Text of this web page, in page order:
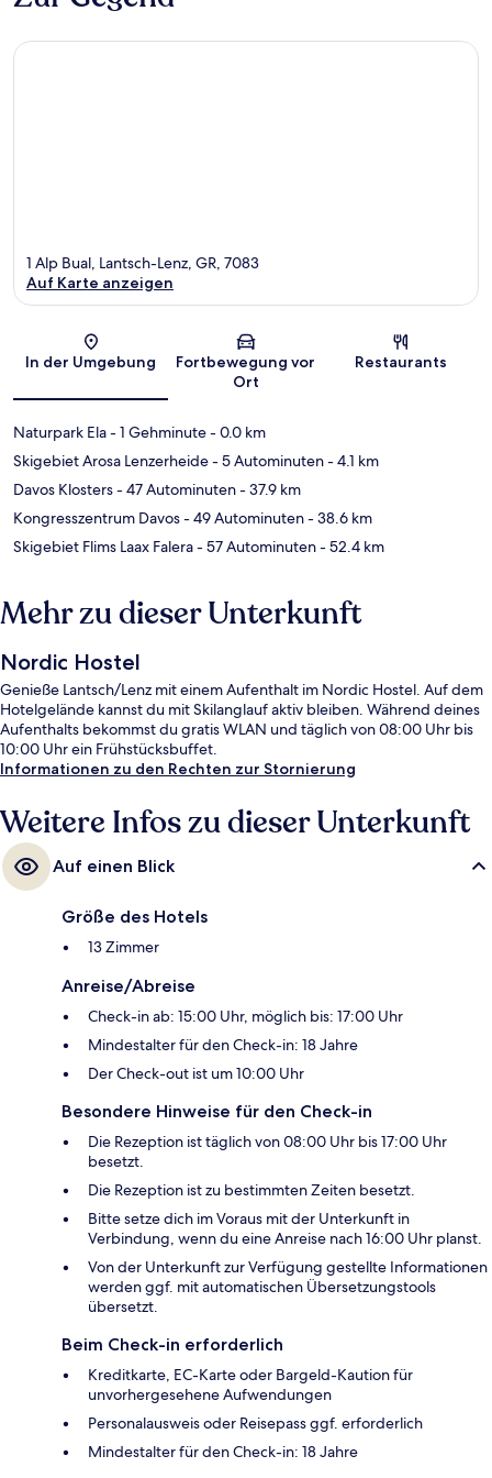
Karte
1 Alp Bual, Lantsch-Lenz, GR, 7083
Auf Karte anzeigen
In der Umgebung
Fortbewegung vor
Ort
Restaurants
Naturpark Ela- 1 Gehminute- 0.0 km
Skigebiet Arosa Lenzerheide- 5 Autominuten- 4.1 km
Davos Klosters- 47 Autominuten- 37.9 km
Kongresszentrum Davos- 49 Autominuten- 38.6 km
Skigebiet Flims Laax Falera- 57 Autominuten- 52.4 km
Mehr zu dieser Unterkunft
Nordic Hostel
Genieße Lantsch/Lenz mit einem Aufenthalt im Nordic Hostel. Auf dem
Hotelgelände kannst du mit Skilanglauf aktiv bleiben. Während deines
Aufenthalts bekommst du gratis WLAN und täglich von 08:00 Uhr bis
10:00 Uhr ein Frühstücksbuffet.
Informationen zu den Rechten zur Stornierung
Weitere Infos zu dieser Unterkunft
Auf einen Blick
Größe des Hotels
13 Zimmer
Anreise/Abreise
Check-in ab: 15:00 Uhr, möglich bis: 17:00 Uhr
Mindestalter für den Check-in: 18 Jahre
Der Check-out ist um 10:00 Uhr
Besondere Hinweise für den Check-in
Die Rezeption ist täglich von 08:00 Uhr bis 17:00 Uhr
besetzt.
Die Rezeption ist zu bestimmten Zeiten besetzt.
Bitte setze dich im Voraus mit der Unterkunft in
Verbindung, wenn du eine Anreise nach 16:00 Uhr planst.
Von der Unterkunft zur Verfügung gestellte Informationen
werden ggf. mit automatischen Übersetzungstools
übersetzt.
Beim Check-in erforderlich
Kreditkarte, EC-Karte oder Bargeld-Kaution für
unvorhergesehene Aufwendungen
Personalausweis oder Reisepass ggf. erforderlich
Mindestalter für den Check-in: 18 Jahre